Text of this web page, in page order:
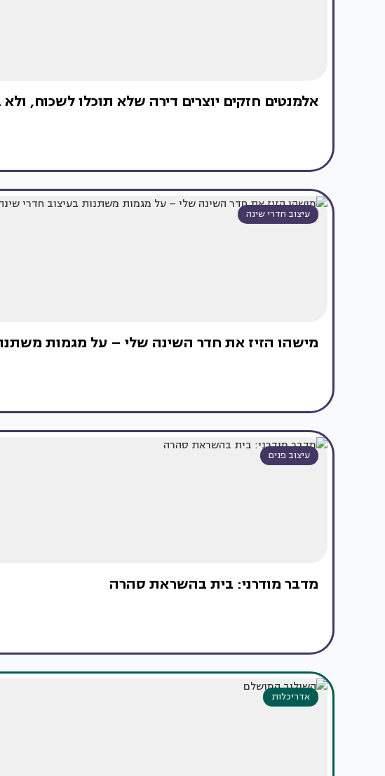
אלמנטים חזקים יוצרים דירה שלא תוכלו לשכוח,
עיצוב חדרי שינה
מישהו הזיז את חדר השינה שלי – על מגמות
עיצוב פנים
מדבר מודרני: בית בהשראת סהרה
אדריכלות